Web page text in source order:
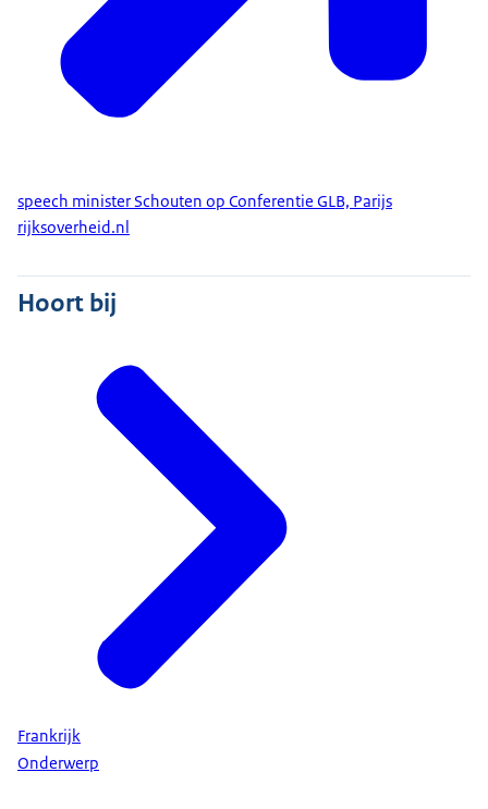
speech minister Schouten op Conferentie GLB, Parijs
rijksoverheid.nl
Hoort bij
Frankrijk
Onderwerp